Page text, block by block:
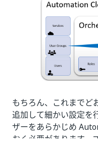
もちろん、これまでど
追加して細かい設定を
ザーをあらかじめ
おく必要があります。